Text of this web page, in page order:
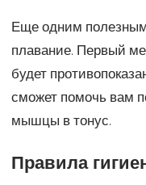
Еще одним
плавание. Первый
будет
сможет помочь вам
мышцы в тонус.
Правила